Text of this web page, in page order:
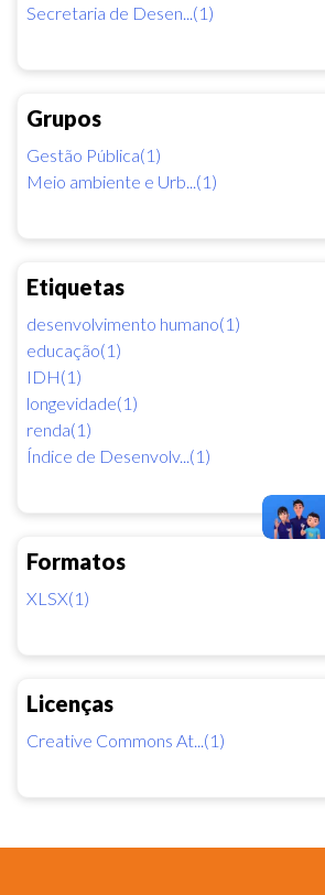
Secretaria de Desen...(1)
Grupos
Gestão Pública(1)
Meio ambiente e Urb...(1)
Etiquetas
desenvolvimento humano(1)
educação(1)
IDH(1)
longevidade(1)
renda(1)
Índice de Desenvolv...(1)
Formatos
XLSX(1)
Licenças
Creative Commons At...(1)